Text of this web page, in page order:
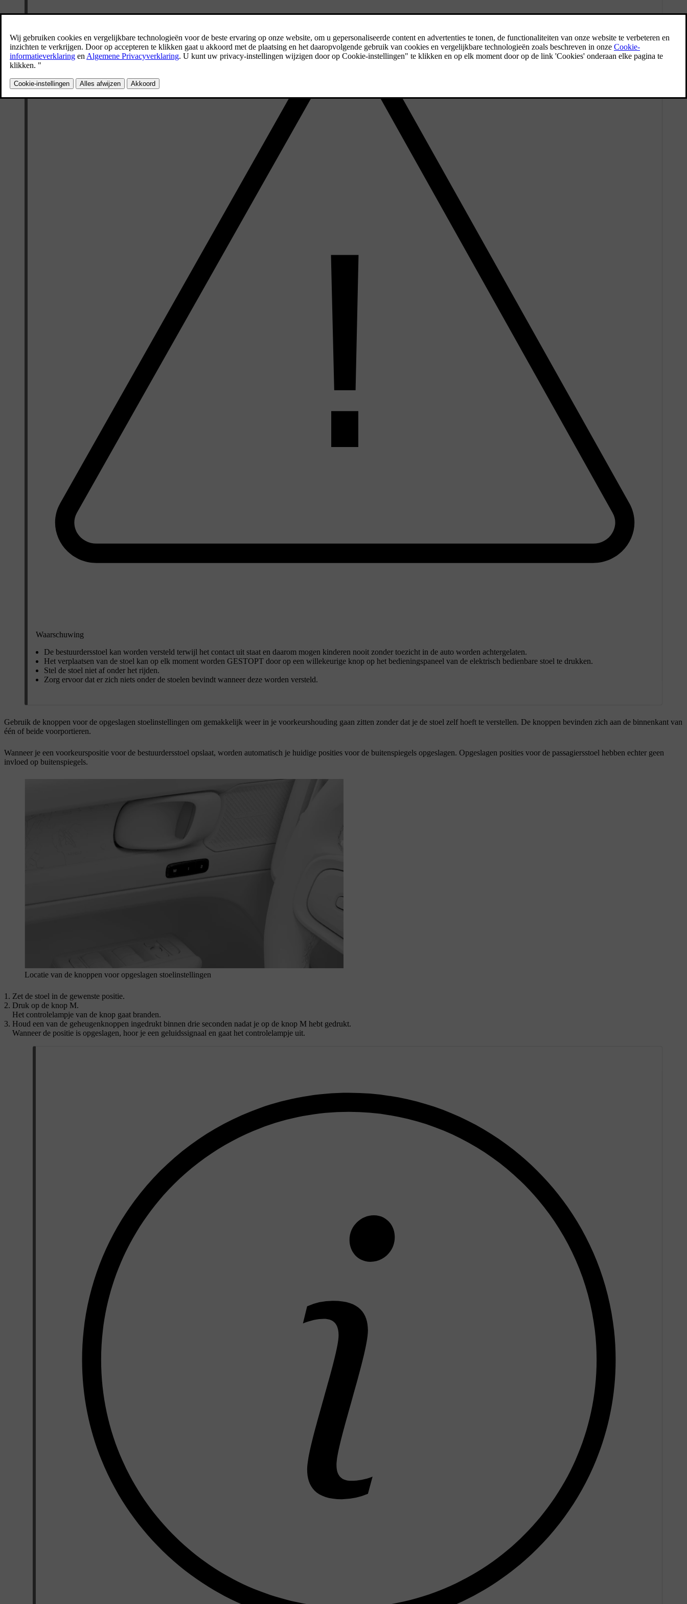
Waarschuwing
De bestuurdersstoel kan worden versteld terwijl het contact uit staat en daarom mogen kinderen nooit zonder toezicht in de auto worden achtergelaten.
Het verplaatsen van de stoel kan op elk moment worden GESTOPT door op een willekeurige knop op het bedieningspaneel van de elektrisch bedienbare stoel te drukken.
Stel de stoel niet af onder het rijden.
Zorg ervoor dat er zich niets onder de stoelen bevindt wanneer deze worden versteld.
Gebruik de knoppen voor de opgeslagen stoelinstellingen om gemakkelijk weer in je voorkeurshouding gaan zitten zonder dat je de stoel zelf hoeft te verstellen. De knoppen bevinden zich aan de binnenkant van
één of beide voorportieren.
Wanneer je een voorkeurspositie voor de bestuurdersstoel opslaat, worden automatisch je huidige posities voor de buitenspiegels opgeslagen. Opgeslagen posities voor de passagiersstoel hebben echter geen
invloed op buitenspiegels.
Locatie van de knoppen voor opgeslagen stoelinstellingen
Zet de stoel in de gewenste positie.
Druk op de knop M.
Het controlelampje van de knop gaat branden.
Houd een van de geheugenknoppen ingedrukt binnen drie seconden nadat je op de knop M hebt gedrukt.
Wanneer de positie is opgeslagen, hoor je een geluidssignaal en gaat het controlelampje uit.